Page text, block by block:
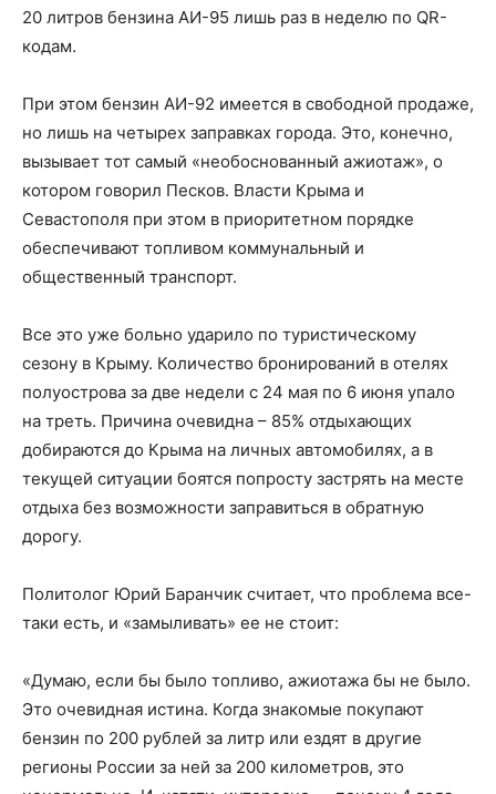
20 литров бензина АИ-95 лишь раз в неделю по QR-
кодам.
При этом бензин АИ-92 имеется в свободной продаже,
но лишь на четырех заправках города. Это, конечно,
вызывает тот самый «необоснованный ажиотаж», о
котором говорил Песков. Власти Крыма и
Севастополя при этом в приоритетном порядке
обеспечивают топливом коммунальный и
общественный транспорт.
Все это уже больно ударило по туристическому
сезону в Крыму. Количество бронирований в отелях
полуострова за две недели с 24 мая по 6 июня упало
на треть. Причина очевидна – 85% отдыхающих
добираются до Крыма на личных автомобилях, а в
текущей ситуации боятся попросту застрять на месте
отдыха без возможности заправиться в обратную
дорогу.
Политолог Юрий Баранчик считает, что проблема все-
таки есть, и «замыливать» ее не стоит:
«Думаю, если бы было топливо, ажиотажа бы не было.
Это очевидная истина. Когда знакомые покупают
бензин по 200 рублей за литр или ездят в другие
регионы России за ней за 200 километров, это